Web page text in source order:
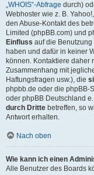
„WHOIS“-Abfrage durch)
Webhoster wie z. B.
den Abuse-Kontakt des
Limited (phpBB.com) und
Einfluss auf die
haben und dafür in keiner
können. Kontaktiere daher
Zusammenhang mit
Haftungsfragen usw.), die
phpbb.de oder die phpBB-
oder phpBB Deutschland
durch Dritte betreffen, so
Antwort erhalten.
Nach oben
Wie kann ich einen
Alle Benutzer des Boards